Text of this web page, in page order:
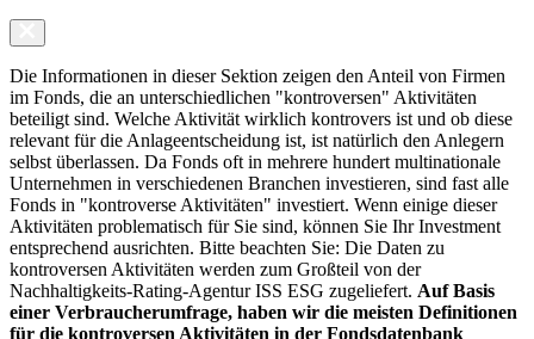
Die Informationen in dieser Sektion zeigen den Anteil von Firmen
im Fonds, die an unterschiedlichen "kontroversen" Aktivitäten
beteiligt sind. Welche Aktivität wirklich kontrovers ist und ob diese
relevant für die Anlageentscheidung ist, ist natürlich den Anlegern
selbst überlassen. Da Fonds oft in mehrere hundert multinationale
Unternehmen in verschiedenen Branchen investieren, sind fast alle
Fonds in "kontroverse Aktivitäten" investiert. Wenn einige dieser
Aktivitäten problematisch für Sie sind, können Sie Ihr Investment
entsprechend ausrichten. Bitte beachten Sie: Die Daten zu
kontroversen Aktivitäten werden zum Großteil von der
Nachhaltigkeits-Rating-Agentur ISS ESG zugeliefert. Auf Basis
einer Verbraucherumfrage, haben wir die meisten Definitionen
für die kontroversen Aktivitäten in der Fondsdatenbank